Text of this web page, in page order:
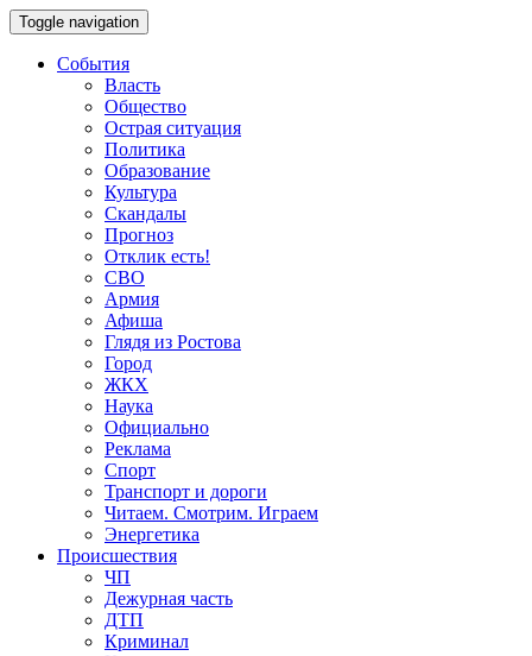
Toggle navigation
События
Власть
Общество
Острая ситуация
Политика
Образование
Культура
Скандалы
Прогноз
Отклик есть!
СВО
Армия
Афиша
Глядя из Ростова
Город
ЖКХ
Наука
Официально
Реклама
Спорт
Транспорт и дороги
Читаем. Смотрим. Играем
Энергетика
Происшествия
ЧП
Дежурная часть
ДТП
Криминал